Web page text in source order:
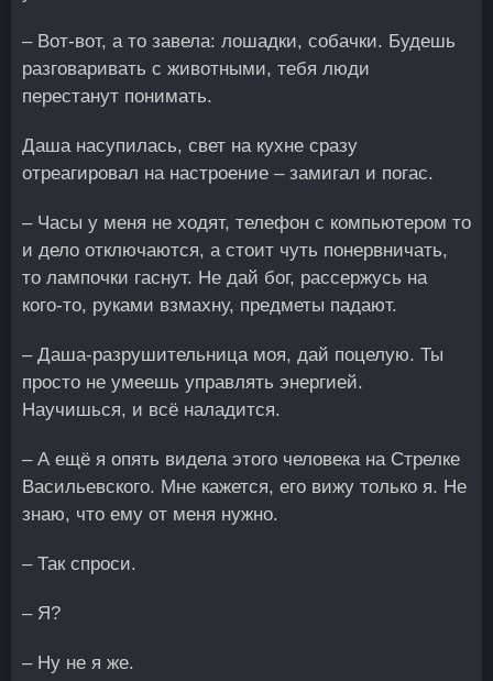
– Вот-вот, а то завела: лошадки, собачки. Будешь
разговаривать с животными, тебя люди
перестанут понимать.
Даша насупилась, свет на кухне сразу
отреагировал на настроение – замигал и погас.
– Часы у меня не ходят, телефон с компьютером то
и дело отключаются, а стоит чуть понервничать,
то лампочки гаснут. Не дай бог, рассержусь на
кого-то, руками взмахну, предметы падают.
– Даша-разрушительница моя, дай поцелую. Ты
просто не умеешь управлять энергией.
Научишься, и всё наладится.
– А ещё я опять видела этого человека на Стрелке
Васильевского. Мне кажется, его вижу только я. Не
знаю, что ему от меня нужно.
– Так спроси.
– Я?
– Ну не я же.